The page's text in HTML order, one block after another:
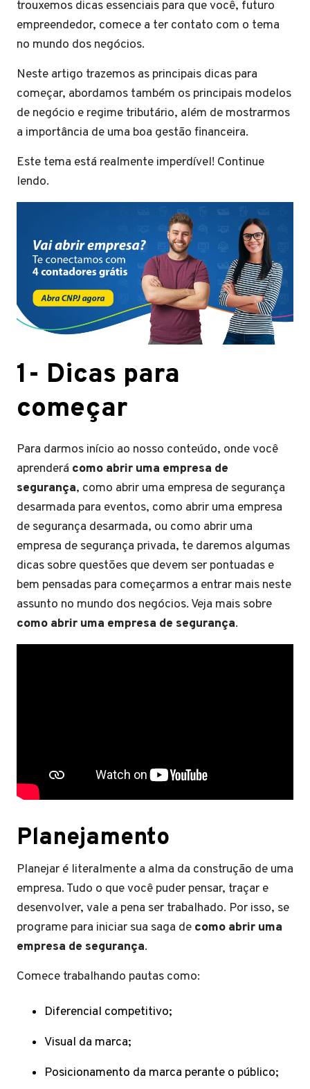
trouxemos dicas essenciais para que você, futuro
empreendedor, comece a ter contato com o tema
no mundo dos negócios.
Neste artigo trazemos as principais dicas para
começar, abordamos também os principais modelos
de negócio e regime tributário, além de mostrarmos
a importância de uma boa gestão financeira.
Este tema está realmente imperdível! Continue
lendo.
1- Dicas para
começar
Para darmos início ao nosso conteúdo, onde você
aprenderá como abrir uma empresa de
segurança, como abrir uma empresa de segurança
desarmada para eventos, como abrir uma empresa
de segurança desarmada, ou como abrir uma
empresa de segurança privada, te daremos algumas
dicas sobre questões que devem ser pontuadas e
bem pensadas para começarmos a entrar mais neste
assunto no mundo dos negócios. Veja mais sobre
como abrir uma empresa de segurança.
Planejamento
Planejar é literalmente a alma da construção de uma
empresa. Tudo o que você puder pensar, traçar e
desenvolver, vale a pena ser trabalhado. Por isso, se
programe para iniciar sua saga de como abrir uma
empresa de segurança.
Comece trabalhando pautas como:
Diferencial competitivo;
Visual da marca;
Posicionamento da marca perante o público;